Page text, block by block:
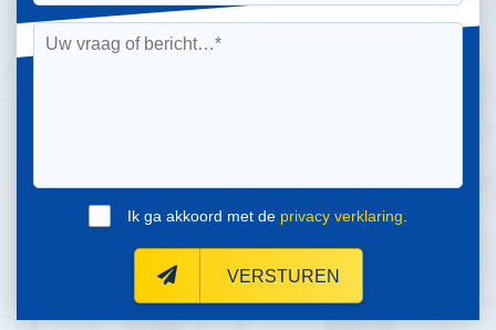
Ik ga akkoord met de privacy verklaring
VERSTUREN